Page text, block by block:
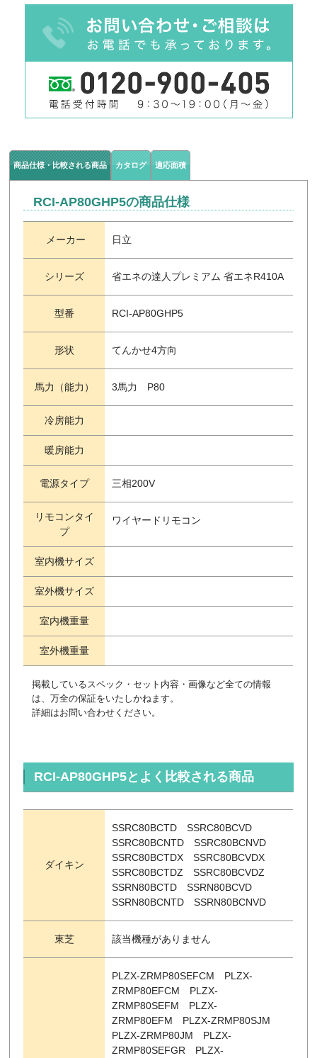
商品仕様・比較される商品 カタログ 適応面積
RCI-AP80GHP5の商品仕様
メーカー 日立
シリーズ 省エネの達人プレミアム 省エネR410A
型番 RCI-AP80GHP5
形状 てんかせ4方向
馬力（能力） 3馬力 P80
冷房能力
暖房能力
電源タイプ 三相200V
リモコンタイ
プ
ワイヤードリモコン
室内機サイズ
室外機サイズ
室内機重量
室外機重量
掲載しているスペック・セット内容・画像など全ての情報
は、万全の保証をいたしかねます。
詳細はお問い合わせください。
RCI-AP80GHP5とよく比較される商品
ダイキン
SSRC80BCTD SSRC80BCVD
SSRC80BCNTD SSRC80BCNVD
SSRC80BCTDX SSRC80BCVDX
SSRC80BCTDZ SSRC80BCVDZ
SSRN80BCTD SSRN80BCVD
SSRN80BCNTD SSRN80BCNVD
東芝 該当機種がありません
PLZX-ZRMP80SEFCM PLZX-
ZRMP80EFCM PLZX-
ZRMP80SEFM PLZX-
ZRMP80EFM PLZX-ZRMP80SJM
PLZX-ZRMP80JM PLZX-
ZRMP80SEFGR PLZX-